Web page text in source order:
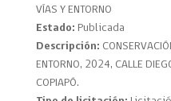
VÍAS Y ENTORNO
Estado: Publicada
Descripción:
ENTORNO, 2024, CALLE
COPIAPÓ.